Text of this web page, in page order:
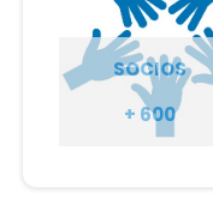
SOCIOS
+ 600